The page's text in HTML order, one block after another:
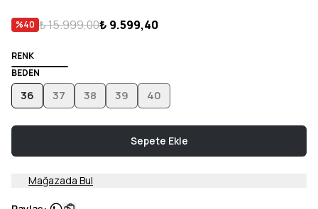
%40 ₺ 15.999,00₺ 9.599,40
RENK
BEDEN
36 37 38 39 40
Sepete Ekle
Mağazada Bul